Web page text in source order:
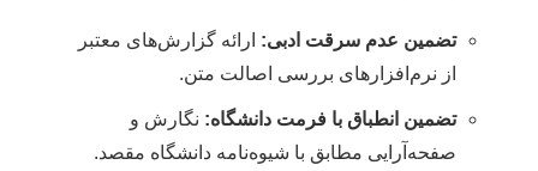
تضمین عدم سرقت ادبی:ارائه گزارش‌های معتبر
از نرم‌افزارهای بررسی اصالت متن.
تضمین انطباق با فرمت دانشگاه:نگارش و
صفحه‌آرایی مطابق با شیوه‌نامه دانشگاه مقصد.